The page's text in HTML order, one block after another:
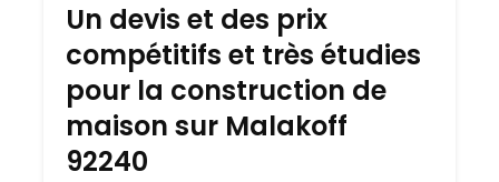
Un devis et des prix
compétitifs et très étudies
pour la construction de
maison sur Malakoff
92240